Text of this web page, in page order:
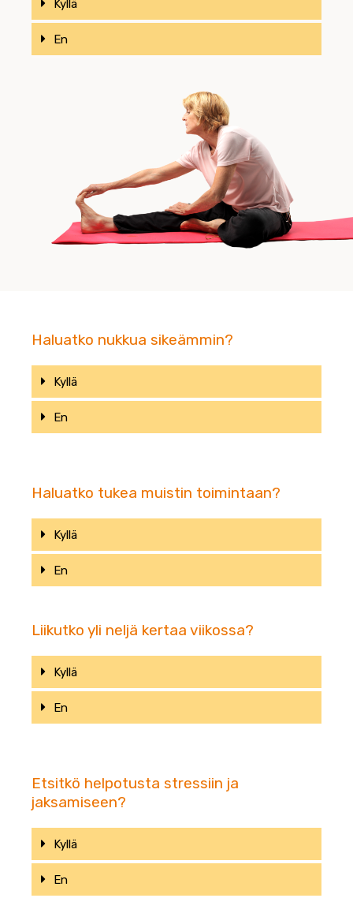
Kyllä
En
Liikutko yli neljä kertaa viikossa?
Kyllä
En
Etsitkö helpotusta stressiin ja
jaksamiseen?
Kyllä
En
Haluatko nukkua sikeämmin?
Kyllä
En
Haluatko tukea muistin toimintaan?
Kyllä
En